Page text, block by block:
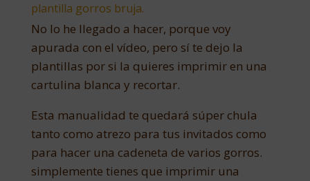
plantilla gorros bruja.
No lo he llegado a hacer, porque voy
apurada con el vídeo, pero sí te dejo la
plantillas por si la quieres imprimir en una
cartulina blanca y recortar.
Esta manualidad te quedará súper chula
tanto como atrezo para tus invitados como
para hacer una cadeneta de varios gorros.
simplemente tienes que imprimir una